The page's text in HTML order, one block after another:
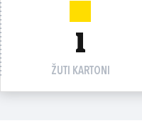
1
ŽUTI KARTONI